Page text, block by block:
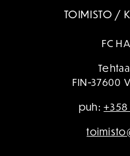
TOIMISTO /
FC
FIN-37600
puh: